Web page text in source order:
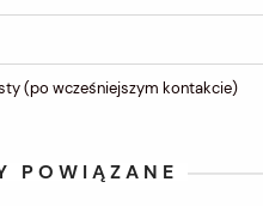
(po wcześniejszym kontakcie)
POWIĄZANE